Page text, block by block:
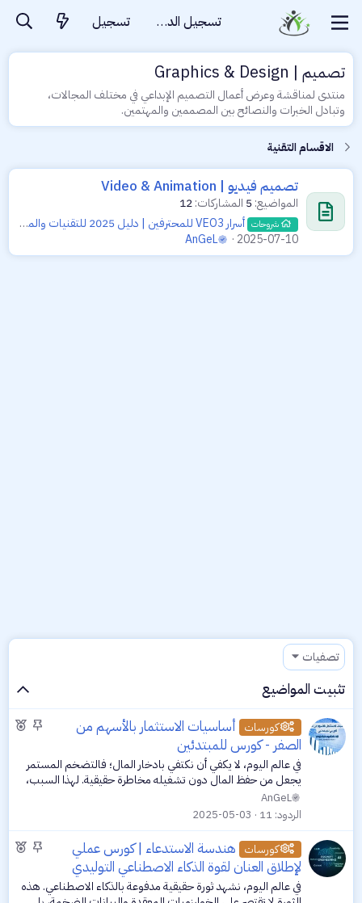
تسجيل الدخول تسجيل
تصميم | Graphics & Design
منتدى لمناقشة وعرض أعمال التصميم الإبداعي في مختلف المجالات،
وتبادل الخبرات والنصائح بين المصممين والمهتمين.
الاقسام التقنية
تصميم فيديو | Video & Animation
المواضيع 5 المشاركات 12
شروحات أسرار VEO3 للمحترفين | دليل 2025 للتقنيات والمفاهيم التي تتجاوز المطالبة الأساسية
2025-07-10
AnGeL
تصفيات
تثبيت المواضيع
م
ب
ت
م
م
ي
كورسات أساسيات الاستثمار بالأسهم من
الصفر - كورس للمبتدئين
في عالم اليوم، لا يكفي أن نكتفي بادخار المال؛ فالتضخم المستمر
يجعل من حفظ المال دون تشغيله مخاطرة حقيقية. لهذا السبب،
أصبح الاستثمار ضرورة، وليس رفاهية. ومن بين مجالات الاستثمار
الأكثر شعبية...
AnGeL
الردود 11
2025-05-03
م
ب
م
كورسات هندسة الاستدعاء | كورس عملي
لإطلاق العنان لقوة الذكاء الاصطناعي التوليدي
في عالم اليوم، نشهد ثورة حقيقية مدفوعة بالذكاء الاصطناعي. هذه